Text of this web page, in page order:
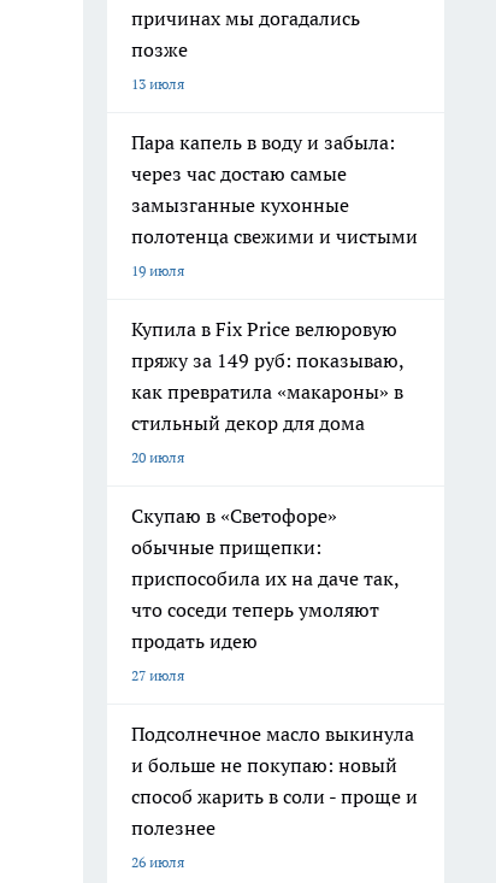
причинах мы догадались
позже
13 июля
Пара капель в воду и забыла:
через час достаю самые
замызганные кухонные
полотенца свежими и чистыми
19 июля
Купила в Fix Price велюровую
пряжу за 149 руб: показываю,
как превратила «макароны» в
стильный декор для дома
20 июля
Скупаю в «Светофоре»
обычные прищепки:
приспособила их на даче так,
что соседи теперь умоляют
продать идею
27 июля
Подсолнечное масло выкинула
и больше не покупаю: новый
способ жарить в соли - проще и
полезнее
26 июля